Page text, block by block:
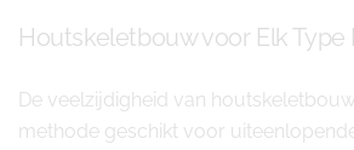
Houtskeletbouw voor Elk Type
De veelzijdigheid van
methode geschikt voor